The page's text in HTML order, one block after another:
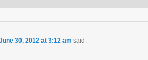
30, 2012 at 3:12 am said: